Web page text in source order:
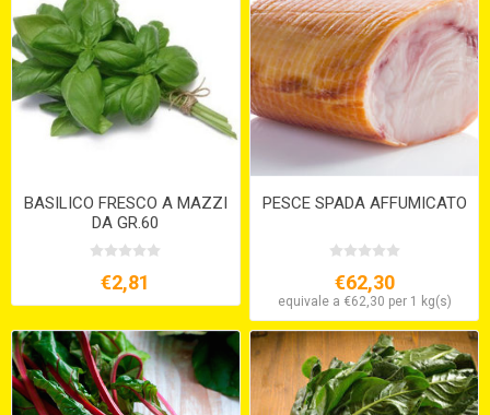
BASILICO FRESCO A MAZZI
DA GR.60
€2,81
PESCE SPADA AFFUMICATO
€62,30
equivale a €62,30 per 1 kg(s)